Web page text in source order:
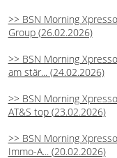
>> BSN Morning
Group (26.02.2026)
>> BSN Morning
am stär... (24.02.2026)
>> BSN Morning
AT&S top (23.02.2026)
>> BSN Morning
Immo-A... (20.02.2026)